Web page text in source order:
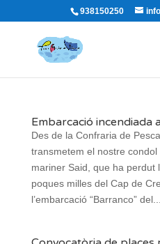
938150250
Embarcació incendiada
Des de la Confraria de
transmetem el nostre
mariner Said, que ha perdut
poques milles del Cap de
l’embarcació “Barranco” del...